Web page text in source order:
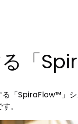
「
「SpiraFlow™」
。